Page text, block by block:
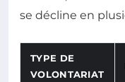
se décline en
TYPE DE
VOLONTARIAT